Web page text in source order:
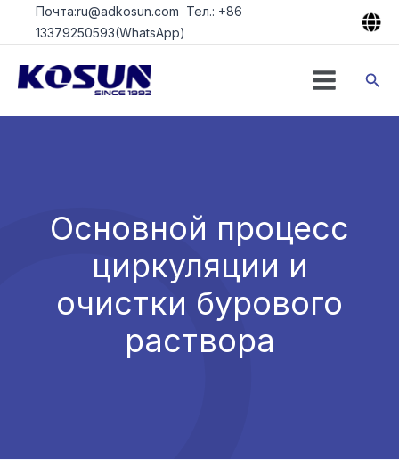
ПерейтиПочта:ru@adkosun.com Тел.: +86
13379250593(WhatsApp)
Основной процесс
циркуляции и
очистки бурового
раствора